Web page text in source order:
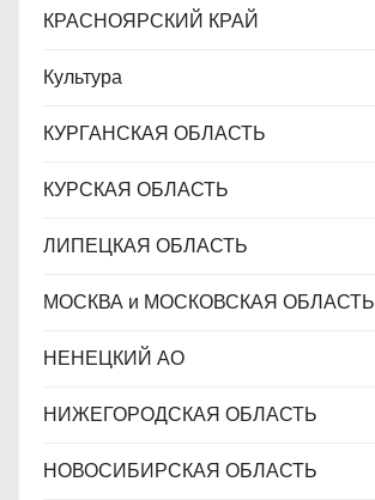
КРАСНОЯРСКИЙ КРАЙ
Культура
КУРГАНСКАЯ ОБЛАСТЬ
КУРСКАЯ ОБЛАСТЬ
ЛИПЕЦКАЯ ОБЛАСТЬ
МОСКВА и МОСКОВСКАЯ ОБЛАСТЬ
НЕНЕЦКИЙ АО
НИЖЕГОРОДСКАЯ ОБЛАСТЬ
НОВОСИБИРСКАЯ ОБЛАСТЬ